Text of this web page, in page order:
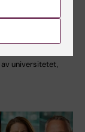
universitetet,